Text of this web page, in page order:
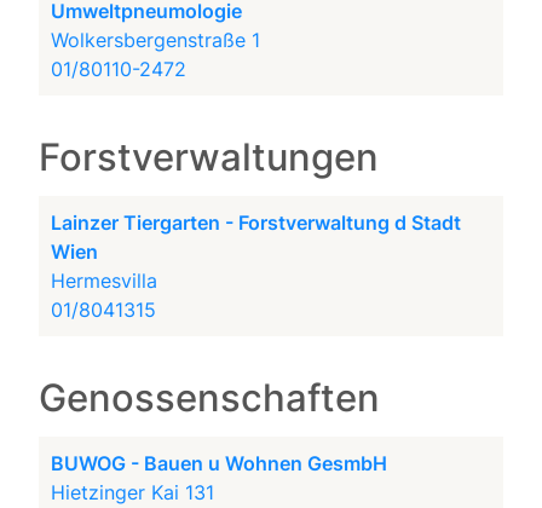
Umweltpneumologie
Wolkersbergenstraße 1
01/80110-2472
Forstverwaltungen
Lainzer Tiergarten - Forstverwaltung d Stadt
Wien
Hermesvilla
01/8041315
Genossenschaften
BUWOG - Bauen u Wohnen GesmbH
Hietzinger Kai 131